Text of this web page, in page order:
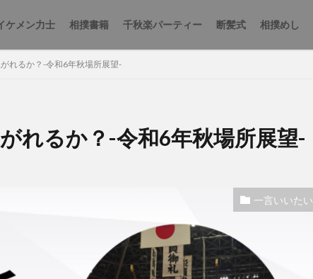
ケメン力士 相撲書籍 千秋楽パーティー 断髪式 相撲めし
れるか？-令和6年秋場所展望-
れるか？-令和6年秋場所展望-
一言いいたい